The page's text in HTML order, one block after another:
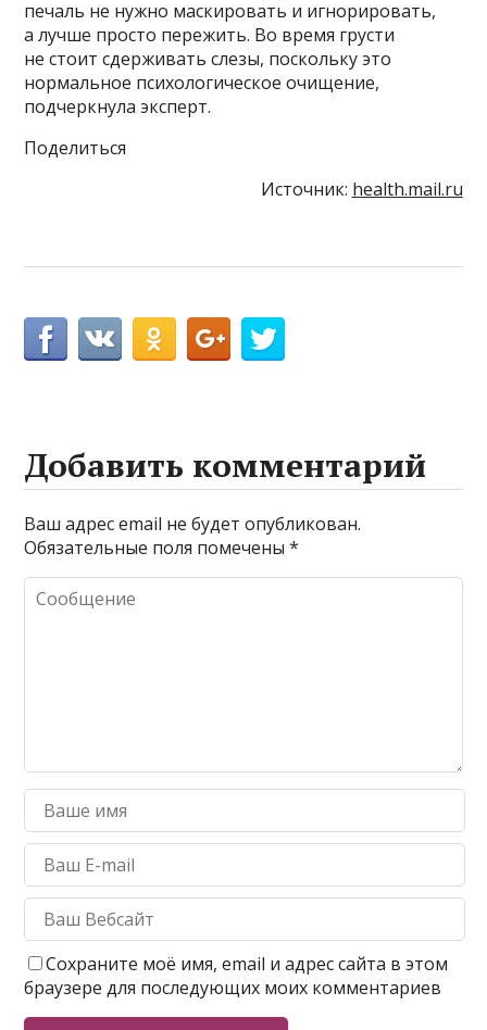
печаль не нужно маскировать и игнорировать,
а лучше просто пережить. Во время грусти
не стоит сдерживать слезы, поскольку это
нормальное психологическое очищение,
подчеркнула эксперт.
Поделиться
Источник: health.mail.ru
Добавить комментарий
Ваш адрес email не будет опубликован.
Обязательные поля помечены*
Сохраните моё имя, email и адрес сайта в этом
браузере для последующих моих комментариев